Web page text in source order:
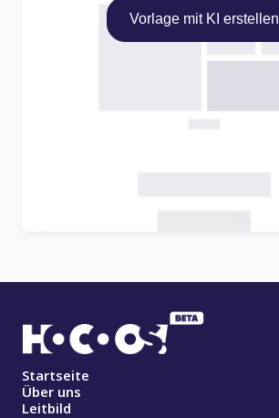
Vorlage mit KI erstellen
Startseite
Über uns
Leitbild